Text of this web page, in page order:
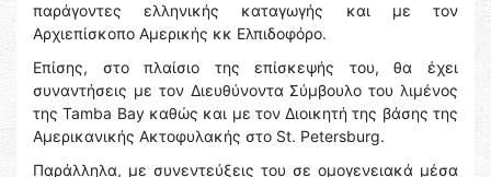
παράγοντες ελληνικής καταγωγής και με τον
Αρχιεπίσκοπο Αμερικής κκ Ελπιδοφόρο.
Επίσης, στο πλαίσιο της επίσκεψής του, θα έχει
συναντήσεις με τον Διευθύνοντα Σύμβουλο του λιμένος
της Tamba Bay καθώς και με τον Διοικητή της βάσης της
Αμερικανικής Ακτοφυλακής στο St. Petersburg.
Παράλληλα, με συνεντεύξεις του σε ομογενειακά μέσα